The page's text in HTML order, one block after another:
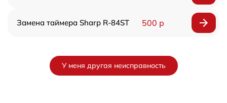
Замена таймера Sharp R-84ST 500 р
У меня другая неисправность